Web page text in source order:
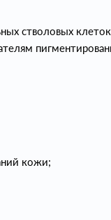
стволовых
кожи;